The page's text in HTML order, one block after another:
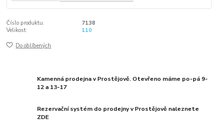
Číslo produktu:
7138
Velikost:
110
Do oblíbených
Kamenná prodejna v Prostějově. Otevřeno máme po-pá 9-
12 a 13-17
Rezervační systém do prodejny v Prostějově naleznete
ZDE